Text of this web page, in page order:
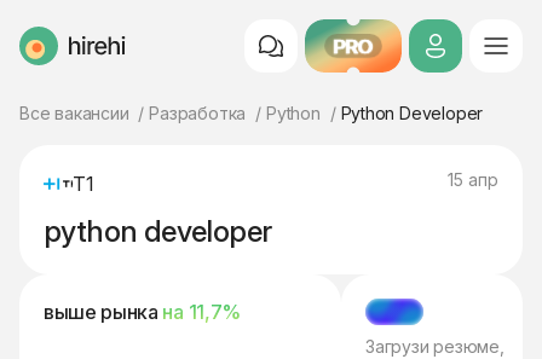
HireHi PRO
Все вакансии Разработка Python Python Developer
Т1 15 апр
python developer
выше рынка на 11,7%
МЭТЧ
Загрузи резюме,